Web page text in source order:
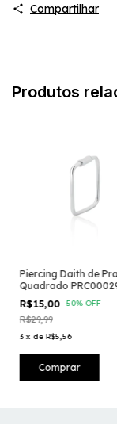
Compartilhar
Produtos
Piercing Daith de
Quadrado
R$15,00-50% OFF
R$29,99
3 x de R$5,56